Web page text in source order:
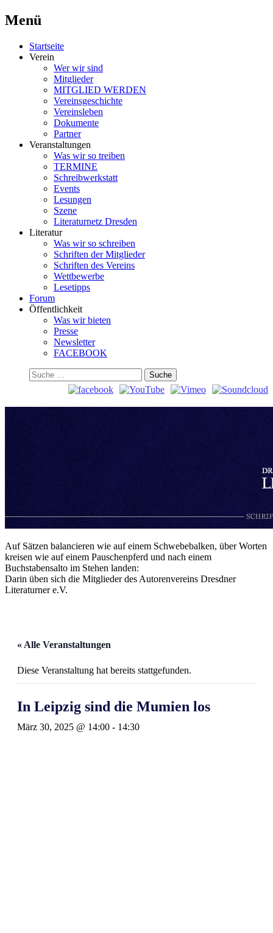
Menü
Zum
Inhalt
Startseite
Verein
Wer wir sind
Mitglieder
MITGLIED WERDEN
Vereinsgeschichte
Vereinsleben
Dokumente
Partner
Veranstaltungen
Was wir so treiben
TERMINE
Schreibwerkstatt
Events
Lesungen
Szene
Literaturnetz Dresden
Literatur
Was wir so schreiben
Schriften der Mitglieder
Schriften des Vereins
Wettbewerbe
Lesetipps
Forum
Öffentlichkeit
Was wir bieten
Presse
Newsletter
FACEBOOK
Suchen
Auf Sätzen balancieren wie auf einem Schwebebalken, über Worten
kreisen wie auf einem Pauschenpferd und nach einem
Buchstabensalto im Stehen landen:
Darin üben sich die Mitglieder des Autorenvereins Dresdner
Literaturner e.V.
« Alle Veranstaltungen
Diese Veranstaltung hat bereits stattgefunden.
In Leipzig sind die Mumien los
März 30, 2025 @ 14:00 - 14:30